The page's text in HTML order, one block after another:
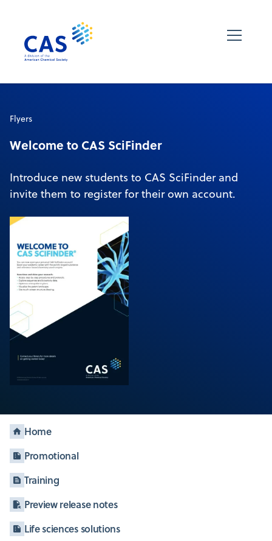
Flyers
Welcome to CAS SciFinder
Introduce new students to CAS SciFinder and
invite them to register for their own account.
Home
Promotional
Training
Preview release notes
Life sciences solutions